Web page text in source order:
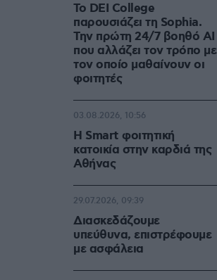
Το DEI College
παρουσιάζει τη Sophia.
Την πρώτη 24/7 βοηθό AI
που αλλάζει τον τρόπο με
τον οποίο μαθαίνουν οι
φοιτητές
Η Smart φοιτητική
κατοικία στην καρδιά της
Αθήνας
03.08.2026, 10:56
Διασκεδάζουμε
υπεύθυνα, επιστρέφουμε
με ασφάλεια
29.07.2026, 09:39